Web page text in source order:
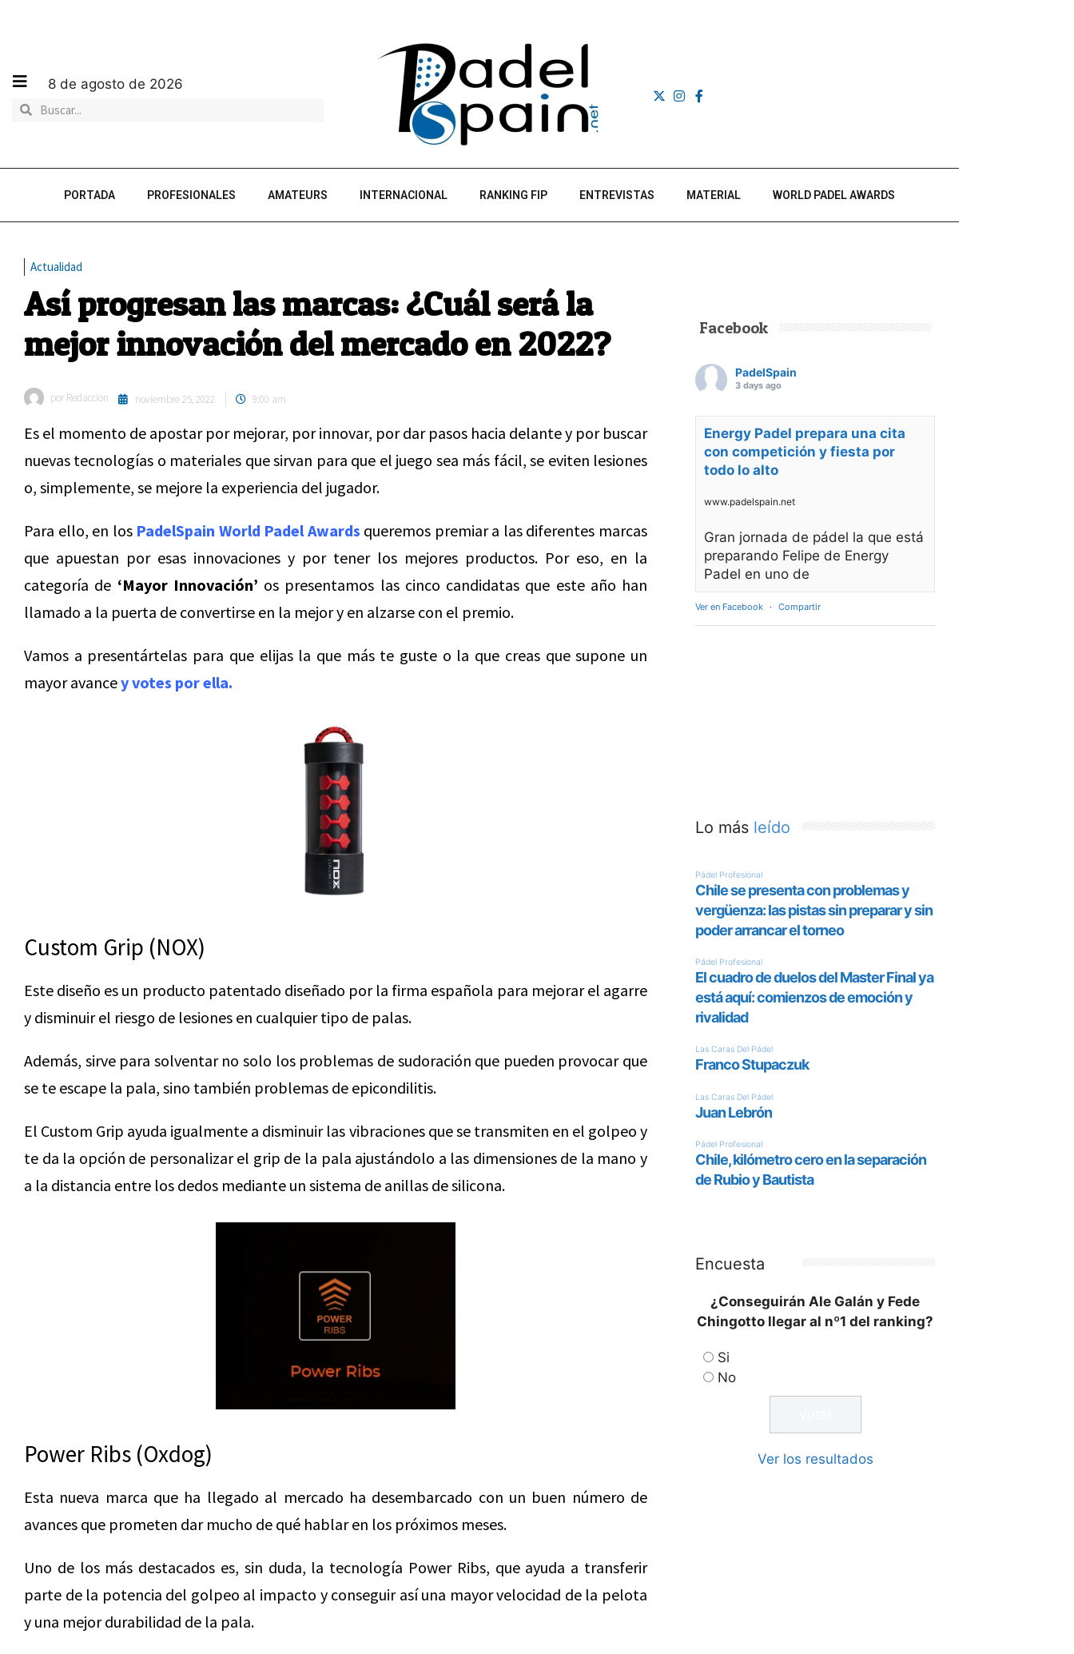
8 de agosto de 2026
PORTADA PROFESIONALES AMATEURS INTERNACIONAL RANKING FIP ENTREVISTAS MATERIAL WORLD PADEL AWARDS
Actualidad
Así progresan las marcas: ¿Cuál será la
mejor innovación del mercado en 2022?
por Redaccion noviembre 25, 2022 9:00 am
Es el momento de apostar por mejorar, por innovar, por dar pasos hacia delante y por buscar
nuevas tecnologías o materiales que sirvan para que el juego sea más fácil, se eviten lesiones
o, simplemente, se mejore la experiencia del jugador.
Para ello, en los PadelSpain World Padel Awards queremos premiar a las diferentes marcas
que apuestan por esas innovaciones y por tener los mejores productos. Por eso, en la
categoría de ‘Mayor Innovación’ os presentamos las cinco candidatas que este año han
llamado a la puerta de convertirse en la mejor y en alzarse con el premio.
Vamos a presentártelas para que elijas la que más te guste o la que creas que supone un
mayor avancey votes por ella.
Custom Grip (NOX)
Este diseño es un producto patentado diseñado por la firma española para mejorar el agarre
y disminuir el riesgo de lesiones en cualquier tipo de palas.
Además, sirve para solventar no solo los problemas de sudoración que pueden provocar que
se te escape la pala, sino también problemas de epicondilitis.
El Custom Grip ayuda igualmente a disminuir las vibraciones que se transmiten en el golpeo y
te da la opción de personalizar el grip de la pala ajustándolo a las dimensiones de la mano y
a la distancia entre los dedos mediante un sistema de anillas de silicona.
Power Ribs (Oxdog)
Esta nueva marca que ha llegado al mercado ha desembarcado con un buen número de
avances que prometen dar mucho de qué hablar en los próximos meses.
Uno de los más destacados es, sin duda, la tecnología Power Ribs, que ayuda a transferir
parte de la potencia del golpeo al impacto y conseguir así una mayor velocidad de la pelota
y una mejor durabilidad de la pala.
Facebook
PadelSpain
3 days ago
Energy Padel prepara una cita
con competición y fiesta por
todo lo alto
www.padelspain.net
Gran jornada de pádel la que está
preparando Felipe de Energy
Padel en uno de
Ver en Facebook · Compartir
Lo más leído
Encuesta
¿Conseguirán Ale Galán y Fede
Chingotto llegar al nº1 del ranking?
Si
No
Ver los resultados